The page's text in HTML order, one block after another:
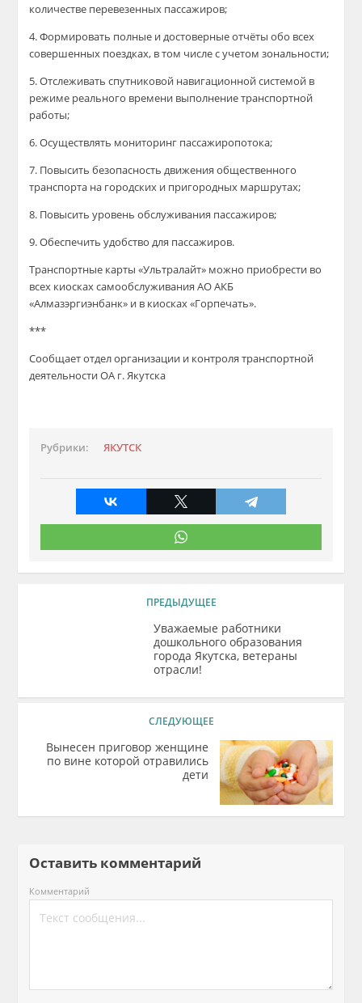
количестве перевезенных пассажиров;
4. Формировать полные и достоверные отчёты обо всех
совершенных поездках, в том числе с учетом зональности;
5. Отслеживать спутниковой навигационной системой в
режиме реального времени выполнение транспортной
работы;
6. Осуществлять мониторинг пассажиропотока;
7. Повысить безопасность движения общественного
транспорта на городских и пригородных маршрутах;
8. Повысить уровень обслуживания пассажиров;
9. Обеспечить удобство для пассажиров.
Транспортные карты «Ультралайт» можно приобрести во
всех киосках самообслуживания АО АКБ
«Алмазэргиэнбанк» и в киосках «Горпечать».
***
Сообщает отдел организации и контроля транспортной
деятельности ОА г. Якутска
Рубрики: ЯКУТСК
ПРЕДЫДУЩЕЕ
Уважаемые работники
дошкольного образования
города Якутска, ветераны
отрасли!
СЛЕДУЮЩЕЕ
Вынесен приговор женщине
по вине которой отравились
дети
Оставить комментарий
Комментарий